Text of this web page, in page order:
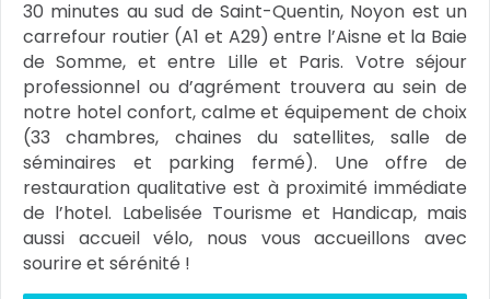
30 minutes au sud de Saint-Quentin, Noyon est un
carrefour routier (A1 et A29) entre l’Aisne et la Baie
de Somme, et entre Lille et Paris. Votre séjour
professionnel ou d’agrément trouvera au sein de
notre hotel confort, calme et équipement de choix
(33 chambres, chaines du satellites, salle de
séminaires et parking fermé). Une offre de
restauration qualitative est à proximité immédiate
de l’hotel. Labelisée Tourisme et Handicap, mais
aussi accueil vélo, nous vous accueillons avec
sourire et sérénité !